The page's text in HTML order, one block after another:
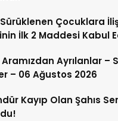
Çocuklara
İlk 2 Maddesi Kabul
Ayrılanlar –
– 06 Ağustos 2026
Kayıp Olan Şahıs